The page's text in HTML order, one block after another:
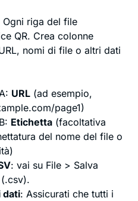
Ogni riga del file
QR. Crea colonne
nomi di file o altri dati
URL (ad esempio,
page1)
Etichetta (facoltativa
del nome del file o
: vai su File > Salva
dati: Assicurati che tutti i